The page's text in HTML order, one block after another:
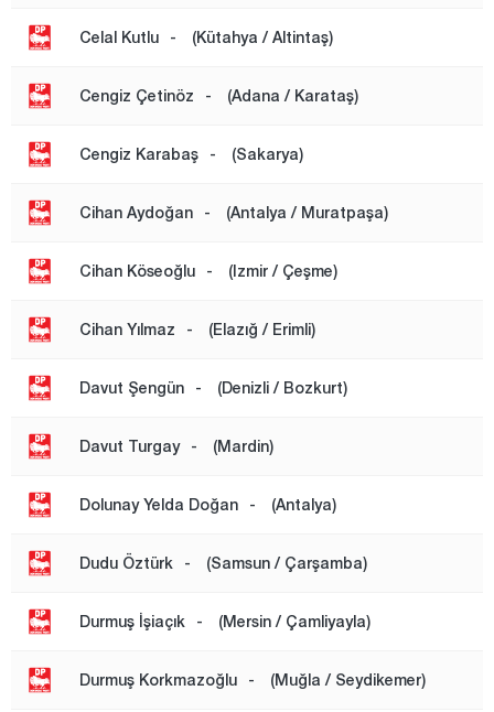
Celal Kutlu - (Kütahya / Altintaş)
Cengiz Çetinöz - (Adana / Karataş)
Cengiz Karabaş - (Sakarya)
Cihan Aydoğan - (Antalya / Muratpaşa)
Cihan Köseoğlu - (Izmir / Çeşme)
Cihan Yılmaz - (Elazığ / Erimli)
Davut Şengün - (Denizli / Bozkurt)
Davut Turgay - (Mardin)
Dolunay Yelda Doğan - (Antalya)
Dudu Öztürk - (Samsun / Çarşamba)
Durmuş İşiaçık - (Mersin / Çamliyayla)
Durmuş Korkmazoğlu - (Muğla / Seydikemer)